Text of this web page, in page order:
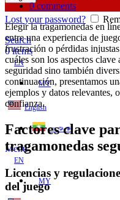
Lost your password?
Search
0items
EN
MY
English
ဗမာစာ
Menu
EN
MY
0 comments
Elegir la tragamonedas en
entre una experiencia de
frustración o pérdidas
cuáles son los aspectos
seguridad sino también
continuación, presentamos
ejemplos y datos relevantes,
confianza.
Factores clave
tragamonedas
Licencias y
del juego